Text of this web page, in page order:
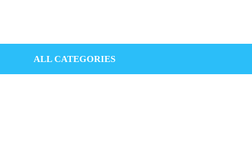
ALL CATEGORIES